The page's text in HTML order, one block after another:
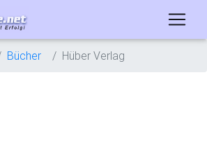
Bücher Hüber Verlag